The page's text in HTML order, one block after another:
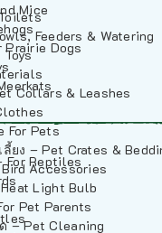
Feeders & Watering
Collars & Leashes
For Pets
ยง – Pet Crates &
Accessories
Light Bulb
Pet Parents
– Pet Cleaning
Mice
Prairie Dogs
For Reptiles